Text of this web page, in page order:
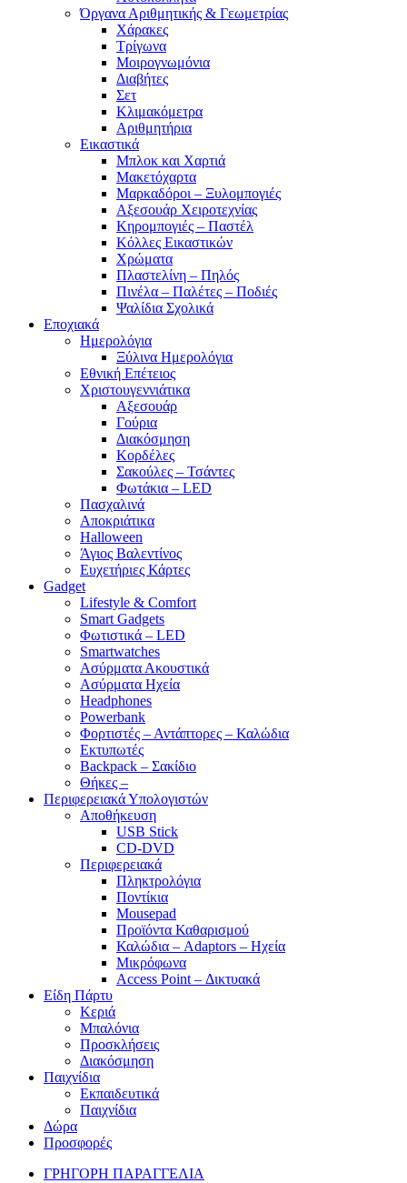
Όργανα Αριθμητικής & Γεωμετρίας
Χάρακες
Τρίγωνα
Mοιρογνωμόνια
Διαβήτες
Σετ
Κλιμακόμετρα
Αριθμητήρια
Εικαστικά
Μπλοκ και Χαρτιά
Μακετόχαρτα
Μαρκαδόροι – Ξυλομπογιές
Αξεσουάρ Χειροτεχνίας
Κηρομπογιές – Παστέλ
Κόλλες Εικαστικών
Χρώματα
Πλαστελίνη – Πηλός
Πινέλα – Παλέτες – Ποδιές
Ψαλίδια Σχολικά
Εποχιακά
Ημερολόγια
Ξύλινα Ημερολόγια
Εθνική Επέτειος
Χριστουγεννιάτικα
Αξεσουάρ
Γούρια
Διακόσμηση
Κορδέλες
Σακούλες – Τσάντες
Φωτάκια – LED
Πασχαλινά
Αποκριάτικα
Halloween
Άγιος Βαλεντίνος
Ευχετήριες Κάρτες
Gadget
Lifestyle & Comfort
Smart Gadgets
Φωτιστικά – LED
Smartwatches
Ασύρματα Ακουστικά
Ασύρματα Ηχεία
Headphones
Powerbank
Φορτιστές – Αντάπτορες – Καλώδια
Εκτυπωτές
Backpack – Σακίδιο
Θήκες –
Περιφερειακά Υπολογιστών
Αποθήκευση
USB Stick
CD-DVD
Περιφερειακά
Πληκτρολόγια
Ποντίκια
Mousepad
Προϊόντα Καθαρισμού
Καλώδια – Adaptors – Ηχεία
Μικρόφωνα
Access Point – Δικτυακά
Είδη Πάρτυ
Κεριά
Μπαλόνια
Προσκλήσεις
Διακόσμηση
Παιχνίδια
Εκπαιδευτικά
Παιχνίδια
Δώρα
Προσφορές
ΓΡΗΓΟΡΗ ΠΑΡΑΓΓΕΛΙΑ